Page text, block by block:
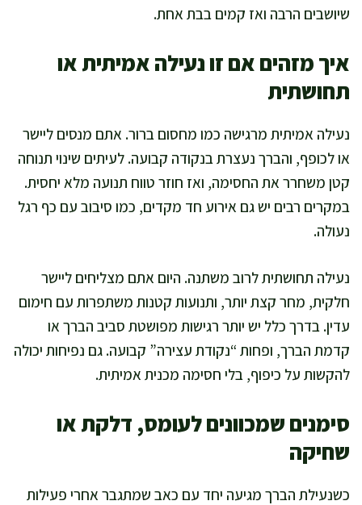
שיושבים הרבה ואז קמים בבת אחת.
איך מזהים אם זו נעילה אמיתית או
תחושתית
נעילה אמיתית מרגישה כמו מחסום ברור. אתם מנסים ליישר
או לכופף, והברך נעצרת בנקודה קבועה. לעיתים שינוי תנוחה
קטן משחרר את החסימה, ואז חוזר טווח תנועה מלא יחסית.
במקרים רבים יש גם אירוע חד מקדים, כמו סיבוב עם כף רגל
נעולה.
נעילה תחושתית לרוב משתנה. היום אתם מצליחים ליישר
חלקית, מחר קצת יותר, ותנועות קטנות משתפרות עם חימום
עדין. בדרך כלל יש יותר רגישות מפושטת סביב הברך או
קדמת הברך, ופחות “נקודת עצירה” קבועה. גם נפיחות יכולה
להקשות על כיפוף, בלי חסימה מכנית אמיתית.
סימנים שמכוונים לעומס, דלקת או
שחיקה
כשנעילת הברך מגיעה יחד עם כאב שמתגבר אחרי פעילות